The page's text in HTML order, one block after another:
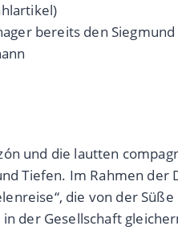
bereits den
und die lautten
Tiefen. Im Rahmen
die von der
der Gesellschaft